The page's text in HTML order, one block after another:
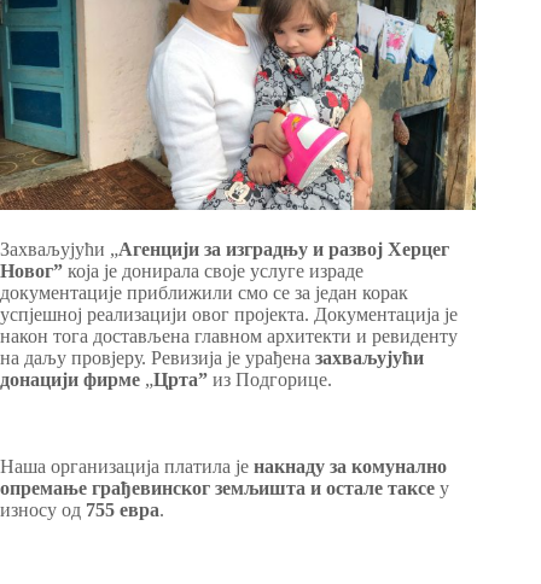
Захваљујући „Агенцији за изградњу и развој Херцег
Новог” која је донирала своје услуге израде
документације приближили смо се за један корак
успјешној реализацији овог пројекта. Документација је
након тога достављена главном архитекти и ревиденту
на даљу провјеру. Ревизија је урађена захваљујући
донацији фирме „Црта” из Подгорице.
Наша организација платила је накнаду за комунално
опремање грађевинског земљишта и остале таксе у
износу од 755 евра.